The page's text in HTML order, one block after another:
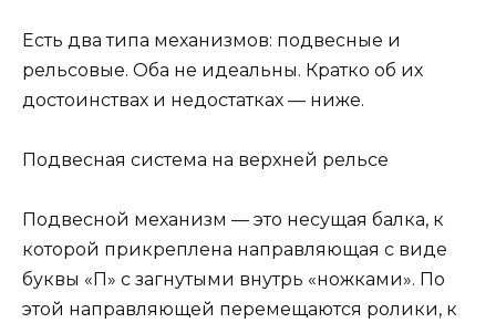
Есть два типа механизмов: подвесные и
рельсовые. Оба не идеальны. Кратко об их
достоинствах и недостатках — ниже.
Подвесная система на верхней рельсе
Подвесной механизм — это несущая балка, к
которой прикреплена направляющая с виде
буквы «П» с загнутыми внутрь «ножками». По
этой направляющей перемещаются ролики, к